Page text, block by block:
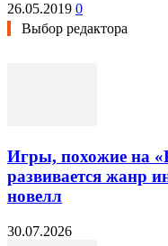
26.05.2019 0
Выбор редактора
Игры, похожие на
развивается жанр
новелл
30.07.2026